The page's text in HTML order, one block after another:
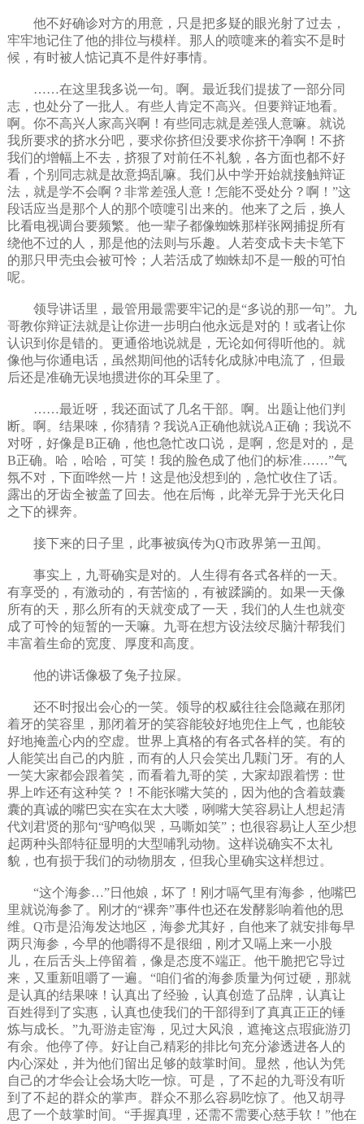
他不好确诊对方的用意，只是把多疑的眼光射了过去，
牢牢地记住了他的排位与模样。那人的喷嚏来的着实不是时
候，有时被人惦记真不是件好事情。
……在这里我多说一句。啊。最近我们提拔了一部分同
志，也处分了一批人。有些人肯定不高兴。但要辩证地看。
啊。你不高兴人家高兴啊！有些同志就是差强人意嘛。就说
我所要求的挤水分吧，要求你挤但没要求你挤干净啊！不挤
我们的增幅上不去，挤狠了对前任不礼貌，各方面也都不好
看，个别同志就是故意捣乱嘛。我们从中学开始就接触辩证
法，就是学不会啊？非常差强人意！怎能不受处分？啊！”这
段话应当是那个人的那个喷嚏引出来的。他来了之后，换人
比看电视调台要频繁。他一辈子都像蜘蛛那样张网捕捉所有
绕他不过的人，那是他的法则与乐趣。人若变成卡夫卡笔下
的那只甲壳虫会被可怜；人若活成了蜘蛛却不是一般的可怕
呢。
领导讲话里，最管用最需要牢记的是“多说的那一句”。九
哥教你辩证法就是让你进一步明白他永远是对的！或者让你
认识到你是错的。更通俗地说就是，无论如何得听他的。就
像他与你通电话，虽然期间他的话转化成脉冲电流了，但最
后还是准确无误地掼进你的耳朵里了。
……最近呀，我还面试了几名干部。啊。出题让他们判
断。啊。结果唻，你猜猜？我说A正确他就说A正确；我说不
对呀，好像是B正确，他也急忙改口说，是啊，您是对的，是
B正确。哈，哈哈，可笑！我的脸色成了他们的标准……”气
氛不对，下面哗然一片！这是他没想到的，急忙收住了话。
露出的牙齿全被盖了回去。他在后悔，此举无异于光天化日
之下的裸奔。
接下来的日子里，此事被疯传为Q市政界第一丑闻。
事实上，九哥确实是对的。人生得有各式各样的一天。
有享受的，有激动的，有苦恼的，有被蹂躏的。如果一天像
所有的天，那么所有的天就变成了一天，我们的人生也就变
成了可怜的短暂的一天嘛。九哥在想方设法绞尽脑汁帮我们
丰富着生命的宽度、厚度和高度。
他的讲话像极了兔子拉屎。
还不时报出会心的一笑。领导的权威往往会隐藏在那闭
着牙的笑容里，那闭着牙的笑容能较好地兜住上气，也能较
好地掩盖心内的空虚。世界上真格的有各式各样的笑。有的
人能笑出自己的内脏，而有的人只会笑出几颗门牙。有的人
一笑大家都会跟着笑，而看着九哥的笑，大家却跟着愣：世
界上咋还有这种笑？！不能张嘴大笑的，因为他的含着鼓囊
囊的真诚的嘴巴实在实在太大喽，咧嘴大笑容易让人想起清
代刘君贤的那句“驴鸣似哭，马嘶如笑”；也很容易让人至少想
起两种头部特征显明的大型哺乳动物。这样说确实不太礼
貌，也有损于我们的动物朋友，但我心里确实这样想过。
“这个海参…”日他娘，坏了！刚才嗝气里有海参，他嘴巴
里就说海参了。刚才的“裸奔”事件也还在发酵影响着他的思
维。Q市是沿海发达地区，海参尤其好，自他来了就安排每早
两只海参，今早的他嚼得不是很细，刚才又嗝上来一小股
儿，在后舌头上停留着，像是态度不端正。他干脆把它导过
来，又重新咀嚼了一遍。“咱们省的海参质量为何过硬，那就
是认真的结果唻！认真出了经验，认真创造了品牌，认真让
百姓得到了实惠，认真也使我们的干部得到了真真正正的锤
炼与成长。”九哥游走宦海，见过大风浪，遮掩这点瑕疵游刃
有余。他停了停。好让自己精彩的排比句充分渗透进各人的
内心深处，并为他们留出足够的鼓掌时间。显然，他认为凭
自己的才华会让会场大吃一惊。可是，了不起的九哥没有听
到了不起的群众的掌声。群众不那么容易吃惊了。他又胡寻
思了一个鼓掌时间。“手握真理，还需不需要心慈手软！”他在